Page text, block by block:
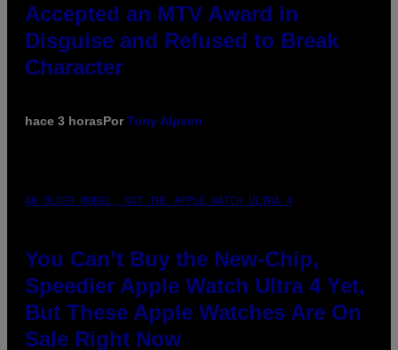
Accepted an MTV Award in
Disguise and Refused to Break
Character
hace 3 horasPorTony Alpsen
AN OLDER MODEL, NOT THE APPLE WATCH ULTRA 4
You Can’t Buy the New-Chip,
Speedier Apple Watch Ultra 4 Yet,
But These Apple Watches Are On
Sale Right Now